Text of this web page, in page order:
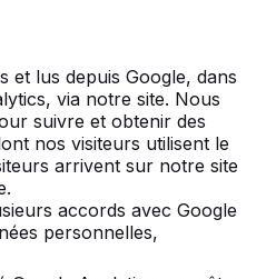
et lus depuis Google, dans
via notre site. Nous
suivre et obtenir des
nos visiteurs utilisent le
arrivent sur notre site
accords avec Google
personnelles,